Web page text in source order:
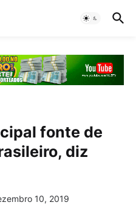
fonte de
diz
10, 2019